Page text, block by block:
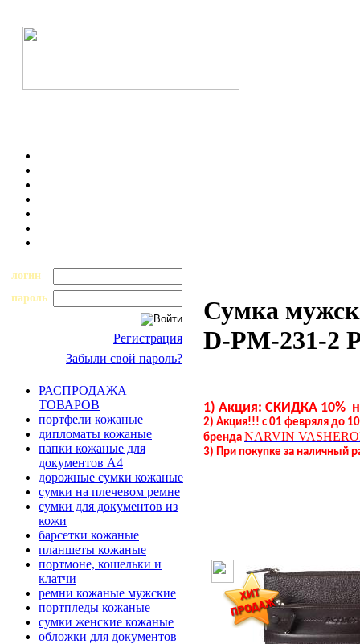
логин
пароль
Регистрация
Забыли свой пароль?
РАСПРОДАЖА
ТОВАРОВ
портфели кожаные
дипломаты кожаные
папки кожаные для
документов А4
дорожные сумки кожаные
сумки на плечевом ремне
сумки для документов из
кожи
барсетки кожаные
планшеты кожаные
портмоне, кошельки и
клатчи
ремни кожаные мужские
портпледы кожаные
сумки женские кожаные
обложки для документов
Сумка
D-PM-231-2
1) Акция: СКИДКА 10%
2) Акция!!! с 01 февряля до
бренда NARVIN
3) При покупке за наличный